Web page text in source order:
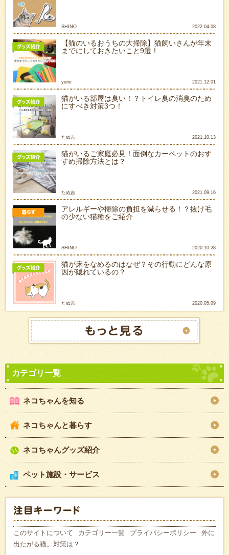
SHINO 2022.04.08
【猫のいるおうちの大掃除】猫飼いさんが年末
までにしておきたいこと9選！
yurie 2021.12.01
猫がいる部屋は臭い！？トイレ臭の消臭のため
にすべき対策3つ！
たぬ吉 2021.10.13
猫がいるご家庭必見！面倒なカーペットのおす
すめ掃除方法とは？
たぬ吉 2021.09.16
アレルギーや掃除の負担を減らせる！？抜け毛
の少ない猫種をご紹介
SHINO 2020.10.28
猫が床をなめるのはなぜ？その行動にどんな原
因が隠れているの？
たぬ吉 2020.05.09
ネコちゃんを知る
ネコちゃんと暮らす
ネコちゃんグッズ紹介
ペット施設・サービス
このサイトについて カテゴリー一覧 プライバシーポリシー
外に
出たがる猫。対策は？